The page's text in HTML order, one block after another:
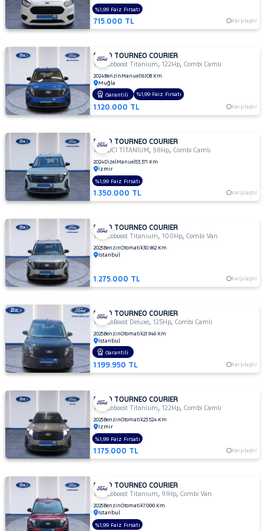
TDCI
BLACK
LINE
1.5
DELUX
1.5
TDCI
DELUXE
1.5 TDCI
1.5 TDCI
TİTANİUM
1.5 TDCI
TİTANİUM
PLUS
1.5
TREND
1.5
TDCi
Delux
1.5TDCI
TITANIUM
100 HP
1.6 TDCI
TITANIUM
1.6 TDCI
MCA 1.5
TDCI 95
PS
Titanıum
Plus
TOURNEO
COURIER
TOURNEO
CUSTOM
TRANSIT
TRANSIT
715.000 TL Karşılaştır
%1,99 Faiz Fırsatı
FORD TOURNEO COURIER
1.0 Ecoboost Titanium,122Hp,Combi Camlı
2024Benzin Manuel16.108 Km
Muğla
1.120.000 TL Karşılaştır
Garantili %1,99 Faiz Fırsatı
FORD TOURNEO COURIER
1.5 TDCI TİTANİUM ,98Hp,Combi Camlı
2024DizelManuel53.371 Km
İzmir
1.350.000 TL Karşılaştır
%1,99 Faiz Fırsatı
FORD TOURNEO COURIER
1.0 Ecoboost Titanium,100Hp,Combi Van
2025BenzinOtomatik30.962 Km
İstanbul
1.275.000 TL Karşılaştır
FORD TOURNEO COURIER
1.0 EcoBoost Deluxe,125Hp,Combi Camlı
2025BenzinOtomatik21.946 Km
İstanbul
1.199.950 TL Karşılaştır
Garantili
FORD TOURNEO COURIER
1.0 Ecoboost Titanium,122Hp,Combi Camlı
2025BenzinOtomatik23.524 Km
İzmir
1.175.000 TL Karşılaştır
%1,99 Faiz Fırsatı
FORD TOURNEO COURIER
1.0 Ecoboost Titanium,91Hp,Combi Van
2025BenzinOtomatik7.000 Km
İstanbul
%1,99 Faiz Fırsatı